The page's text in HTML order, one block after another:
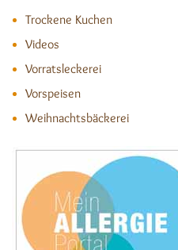
Trockene Kuchen
Videos
Vorratsleckerei
Vorspeisen
Weihnachtsbäckerei